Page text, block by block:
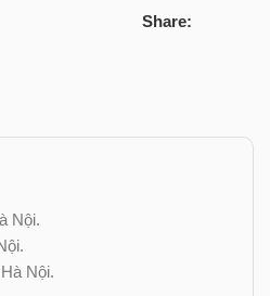
Share:
Nội.
Nội.